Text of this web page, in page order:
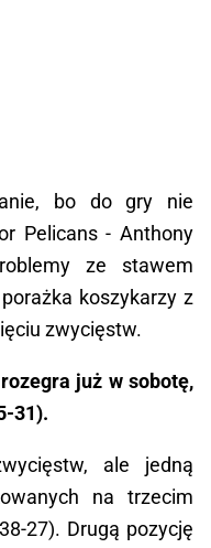
bo do gry nie
Pelicans - Anthony
ze stawem
koszykarzy z
zwycięstw.
już w sobotę,
31).
ale jedną
na trzecim
27). Drugą pozycję